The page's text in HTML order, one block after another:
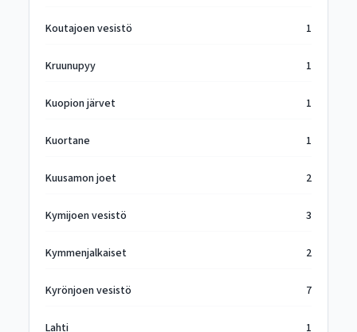
Koutajoen vesistö 1
Kruunupyy 1
Kuopion järvet 1
Kuortane 1
Kuusamon joet 2
Kymijoen vesistö 3
Kymmenjalkaiset 2
Kyrönjoen vesistö 7
Lahti 1